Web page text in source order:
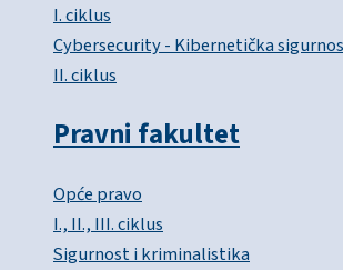
I. ciklus
Cybersecurity - Kibernetička
II. ciklus
Pravni fakultet
Opće pravo
I., II., III. ciklus
Sigurnost i kriminalistika